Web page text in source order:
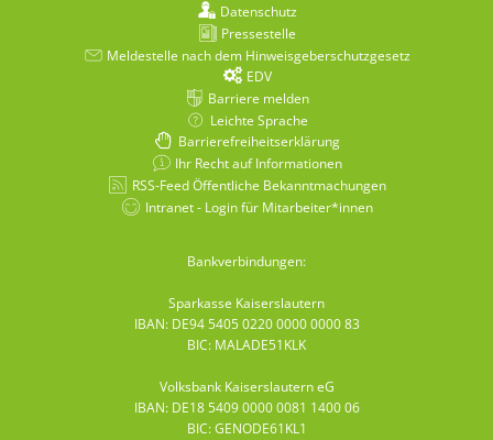
Datenschutz
Pressestelle
Meldestelle nach dem Hinweisgeberschutzgesetz
EDV
Barriere melden
Leichte Sprache
Barrierefreiheitserklärung
Ihr Recht auf Informationen
RSS-Feed Öffentliche Bekanntmachungen
Intranet - Login für Mitarbeiter*innen
Bankverbindungen:
Sparkasse Kaiserslautern
IBAN: DE94 5405 0220 0000 0000 83
BIC: MALADE51KLK
Volksbank Kaiserslautern eG
IBAN: DE18 5409 0000 0081 1400 06
BIC: GENODE61KL1